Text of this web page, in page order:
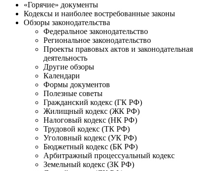
«Горячие» документы
Кодексы и наиболее востребованные законы
Обзоры законодательства
Федеральное законодательство
Региональное законодательство
Проекты правовых актов и законодательная
деятельность
Другие обзоры
Календари
Формы документов
Полезные советы
Гражданский кодекс (ГК РФ)
Жилищный кодекс (ЖК РФ)
Налоговый кодекс (НК РФ)
Трудовой кодекс (ТК РФ)
Уголовный кодекс (УК РФ)
Бюджетный кодекс (БК РФ)
Арбитражный процессуальный кодекс
Земельный кодекс (ЗК РФ)